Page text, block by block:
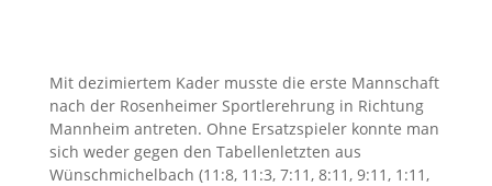
Mit dezimiertem Kader musste die erste Mannschaft
nach der Rosenheimer Sportlerehrung in Richtung
Mannheim antreten. Ohne Ersatzspieler konnte man
sich weder gegen den Tabellenletzten aus
Wünschmichelbach (11:8, 11:3, 7:11, 8:11, 9:11, 1:11,